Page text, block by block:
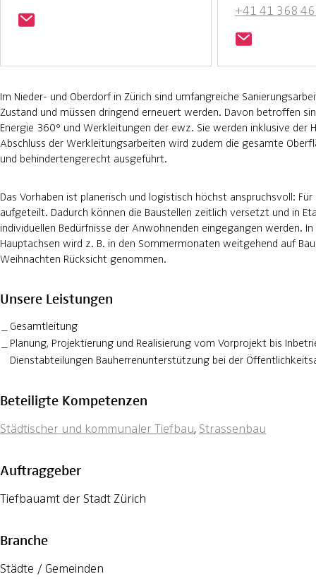
+41 41 368
Im Nieder- und Oberdorf in Zürich sind umfangreiche
Zustand und müssen dringend erneuert werden. Davon betroffen
Energie 360° und Werkleitungen der ewz. Sie werden inklusive der
Abschluss der Werkleitungsarbeiten wird zudem die gesamte
und behindertengerecht ausgeführt.
Das Vorhaben ist planerisch und logistisch höchst anspruchsvoll:
aufgeteilt. Dadurch können die Baustellen zeitlich versetzt und in
individuellen Bedürfnisse der Anwohnenden eingegangen werden.
Hauptachsen wird z. B. in den Sommermonaten weitgehend auf
Weihnachten Rücksicht genommen.
Unsere Leistungen
Gesamtleitung
Planung, Projektierung und Realisierung vom Vorprojekt bis
Dienstabteilungen Bauherrenunterstützung bei der
Beteiligte Kompetenzen
Städtischer und kommunaler Tiefbau, Strassenbau
Auftraggeber
Tiefbauamt der Stadt Zürich
Branche
Städte / Gemeinden